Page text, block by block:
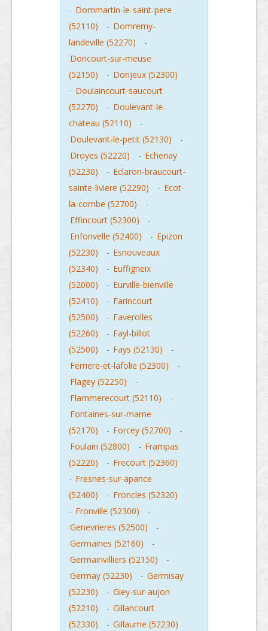
- Dommartin-le-saint-pere
(52110)
- Domremy-
landeville (52270)
-
Doncourt-sur-meuse
(52150)
- Donjeux (52300)
- Doulaincourt-saucourt
(52270)
- Doulevant-le-
chateau (52110)
-
Doulevant-le-petit (52130)
-
Droyes (52220)
- Echenay
(52230)
- Eclaron-braucourt-
sainte-liviere (52290)
- Ecot-
la-combe (52700)
-
Effincourt (52300)
-
Enfonvelle (52400)
- Epizon
(52230)
- Esnouveaux
(52340)
- Euffigneix
(52000)
- Eurville-bienville
(52410)
- Farincourt
(52500)
- Faverolles
(52260)
- Fayl-billot
(52500)
- Fays (52130)
-
Ferriere-et-lafolie (52300)
-
Flagey (52250)
-
Flammerecourt (52110)
-
Fontaines-sur-marne
(52170)
- Forcey (52700)
-
Foulain (52800)
- Frampas
(52220)
- Frecourt (52360)
- Fresnes-sur-apance
(52400)
- Froncles (52320)
- Fronville (52300)
-
Genevrieres (52500)
-
Germaines (52160)
-
Germainvilliers (52150)
-
Germay (52230)
- Germisay
(52230)
- Giey-sur-aujon
(52210)
- Gillancourt
(52330)
- Gillaume (52230)